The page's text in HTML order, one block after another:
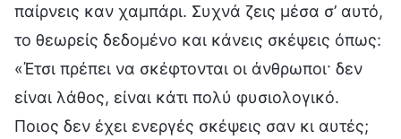
παίρνεις καν χαμπάρι. Συχνά ζεις μέσα σ’ αυτό,
το θεωρείς δεδομένο και κάνεις σκέψεις όπως:
«Έτσι πρέπει να σκέφτονται οι άνθρωποι· δεν
είναι λάθος, είναι κάτι πολύ φυσιολογικό.
Ποιος δεν έχει ενεργές σκέψεις σαν κι αυτές;